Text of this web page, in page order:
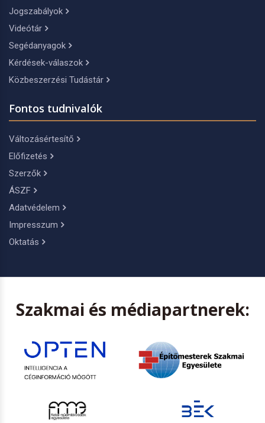
Jogszabályok
Videótár
Segédanyagok
Kérdések-válaszok
Közbeszerzési Tudástár
Fontos tudnivalók
Változásértesítő
Előfizetés
Szerzők
ÁSZF
Adatvédelem
Impresszum
Oktatás
Szakmai és médiapartnerek: